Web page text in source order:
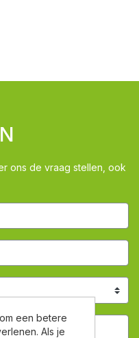
ons de vraag stellen, ook
een betere
Als je